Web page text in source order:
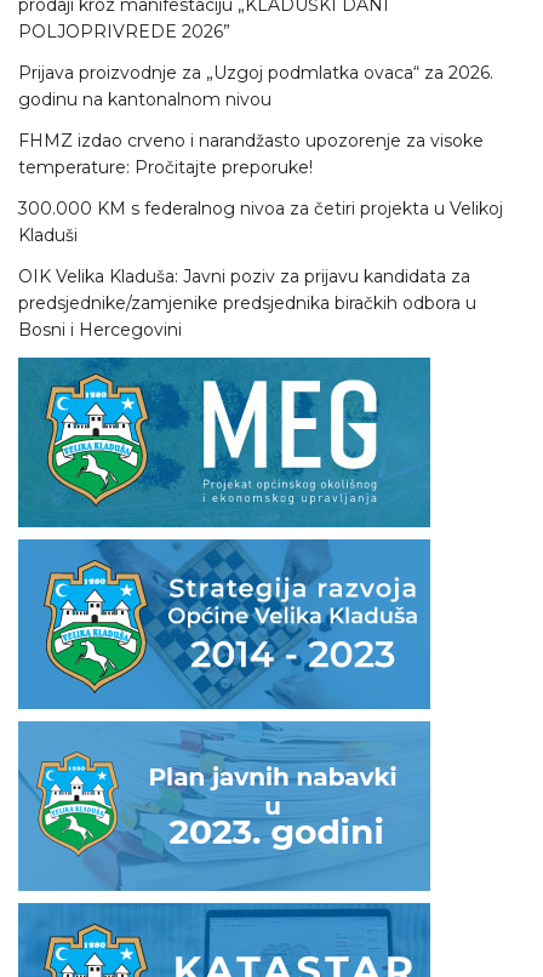
prodaji kroz manifestaciju „KLADUŠKI DANI
POLJOPRIVREDE 2026”
Prijava proizvodnje za „Uzgoj podmlatka ovaca“ za 2026.
godinu na kantonalnom nivou
FHMZ izdao crveno i narandžasto upozorenje za visoke
temperature: Pročitajte preporuke!
300.000 KM s federalnog nivoa za četiri projekta u Velikoj
Kladuši
OIK Velika Kladuša: Javni poziv za prijavu kandidata za
predsjednike/zamjenike predsjednika biračkih odbora u
Bosni i Hercegovini